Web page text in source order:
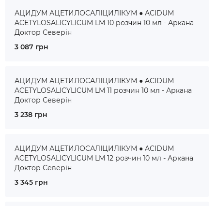
АЦИДУМ АЦЕТИЛОСАЛІЦИЛІКУМ ● ACIDUM
ACETYLOSALICYLICUM LM 10 розчин 10 мл - Аркана
Доктор Северін
3 087 грн
АЦИДУМ АЦЕТИЛОСАЛІЦИЛІКУМ ● ACIDUM
ACETYLOSALICYLICUM LM 11 розчин 10 мл - Аркана
Доктор Северін
3 238 грн
АЦИДУМ АЦЕТИЛОСАЛІЦИЛІКУМ ● ACIDUM
ACETYLOSALICYLICUM LM 12 розчин 10 мл - Аркана
Доктор Северін
3 345 грн